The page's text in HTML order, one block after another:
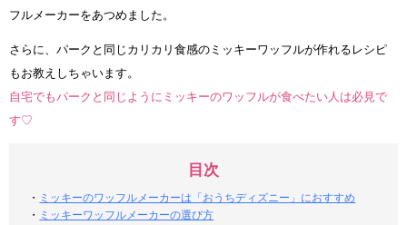
フルメーカーをあつめました。
さらに、パークと同じカリカリ食感のミッキーワッフルが作れるレシピ
もお教えしちゃいます。
自宅でもパークと同じようにミッキーのワッフルが食べたい人は必見で
す♡
目次
・ ミッキーのワッフルメーカーは「おうちディズニー」におすすめ
・ ミッキーワッフルメーカーの選び方